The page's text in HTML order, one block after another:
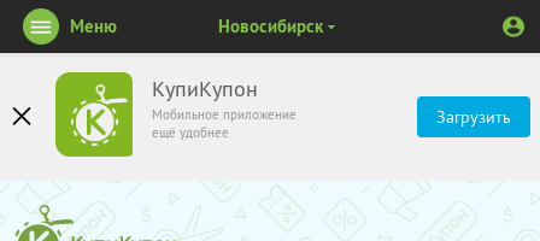
КупиКупон
Мобильное приложение
ещё удобнее
Загрузить
Меню Новосибирск